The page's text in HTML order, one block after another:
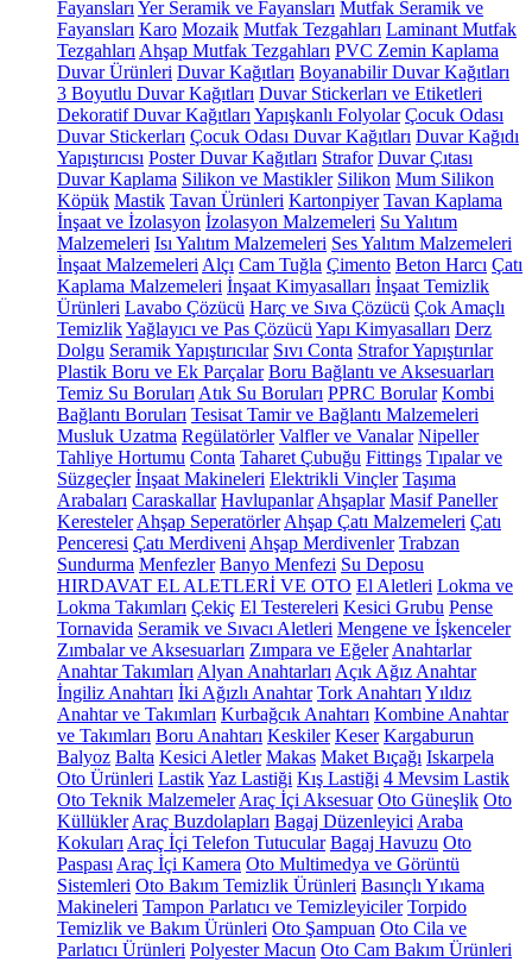
Fayansları Yer Seramik ve Fayansları Mutfak Seramik ve
Fayansları Karo Mozaik Mutfak Tezgahları Laminant Mutfak
Tezgahları Ahşap Mutfak Tezgahları PVC Zemin Kaplama
Duvar Ürünleri Duvar Kağıtları Boyanabilir Duvar Kağıtları
3 Boyutlu Duvar Kağıtları Duvar Stickerları ve Etiketleri
Dekoratif Duvar Kağıtları Yapışkanlı Folyolar Çocuk Odası
Duvar Stickerları Çocuk Odası Duvar Kağıtları Duvar Kağıdı
Yapıştırıcısı Poster Duvar Kağıtları Strafor Duvar Çıtası
Duvar Kaplama Silikon ve Mastikler Silikon Mum Silikon
Köpük Mastik Tavan Ürünleri Kartonpiyer Tavan Kaplama
İnşaat ve İzolasyon İzolasyon Malzemeleri Su Yalıtım
Malzemeleri Isı Yalıtım Malzemeleri Ses Yalıtım Malzemeleri
İnşaat Malzemeleri Alçı Cam Tuğla Çimento Beton Harcı Çatı
Kaplama Malzemeleri İnşaat Kimyasalları İnşaat Temizlik
Ürünleri Lavabo Çözücü Harç ve Sıva Çözücü Çok Amaçlı
TemizlikYağlayıcı ve Pas Çözücü Yapı Kimyasalları Derz
Dolgu Seramik Yapıştırıcılar Sıvı Conta Strafor Yapıştırılar
Plastik Boru ve Ek Parçalar Boru Bağlantı ve Aksesuarları
Temiz Su Boruları Atık Su Boruları PPRC Borular Kombi
Bağlantı Boruları Tesisat Tamir ve Bağlantı Malzemeleri
Musluk Uzatma Regülatörler Valfler ve Vanalar Nipeller
Tahliye Hortumu Conta Taharet Çubuğu Fittings Tıpalar ve
Süzgeçler İnşaat Makineleri Elektrikli Vinçler Taşıma
Arabaları Caraskallar Havlupanlar Ahşaplar Masif Paneller
Keresteler Ahşap Seperatörler Ahşap Çatı Malzemeleri Çatı
Penceresi Çatı Merdiveni Ahşap Merdivenler Trabzan
Sundurma Menfezler Banyo Menfezi Su Deposu
HIRDAVAT EL ALETLERİ VE OTO El Aletleri Lokma ve
Lokma Takımları Çekiç El Testereleri Kesici Grubu Pense
Tornavida Seramik ve Sıvacı Aletleri Mengene ve İşkenceler
Zımbalar ve Aksesuarları Zımpara ve Eğeler Anahtarlar
Anahtar Takımları Alyan Anahtarları Açık Ağız Anahtar
İngiliz Anahtarı İki Ağızlı Anahtar Tork Anahtarı Yıldız
Anahtar ve Takımları Kurbağcık Anahtarı Kombine Anahtar
ve Takımları Boru Anahtarı Keskiler Keser Kargaburun
Balyoz Balta Kesici Aletler Makas Maket Bıçağı Iskarpela
Oto Ürünleri LastikYaz Lastiği Kış Lastiği 4 Mevsim Lastik
Oto Teknik Malzemeler Araç İçi Aksesuar Oto Güneşlik Oto
Küllükler Araç Buzdolapları Bagaj Düzenleyici Araba
Kokuları Araç İçi Telefon Tutucular Bagaj Havuzu Oto
Paspası Araç İçi Kamera Oto Multimedya ve Görüntü
Sistemleri Oto Bakım Temizlik Ürünleri Basınçlı Yıkama
Makineleri Tampon Parlatıcı ve Temizleyiciler Torpido
Temizlik ve Bakım Ürünleri Oto Şampuan Oto Cila ve
Parlatıcı Ürünleri Polyester Macun Oto Cam Bakım Ürünleri